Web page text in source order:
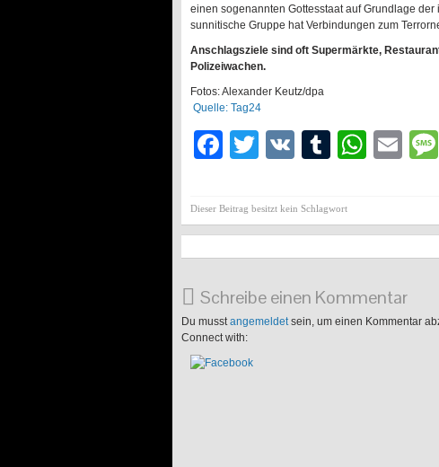
einen sogenannten Gottesstaat auf Grundlage
sunnitische Gruppe hat Verbindungen zum
Anschlagsziele sind oft Supermärkte,
Polizeiwachen.
Fotos: Alexander Keutz/dpa
Quelle: Tag24
Facebook
Twitter
VK Tumblr
Dieser Beitrag besitzt kein Schlagwort
Schreibe einen Kommentar
Du musstangemeldetsein, um einen Kommentar
Connect with: